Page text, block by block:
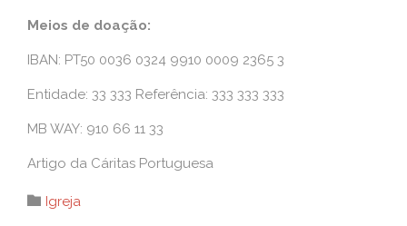
Meios de doação:
IBAN: PT50 0036 0324 9910 0009 2365 3
Entidade: 33 333 Referência: 333 333 333
MB WAY: 910 66 11 33
Artigo da Cáritas Portuguesa
 Category
Igreja